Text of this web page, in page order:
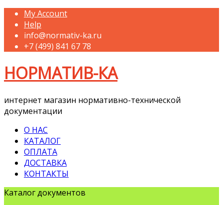
My Account
Help
info@normativ-ka.ru
+7 (499) 841 67 78
НОРМАТИВ-КА
интернет магазин нормативно-технической
документации
О НАС
КАТАЛОГ
ОПЛАТА
ДОСТАВКА
КОНТАКТЫ
Каталог документов